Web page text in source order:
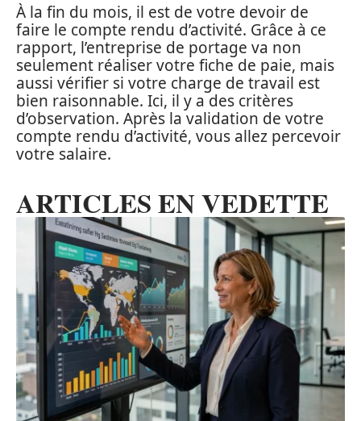
À la fin du mois, il est de votre devoir de
faire le compte rendu d’activité. Grâce à ce
rapport, l’entreprise de portage va non
seulement réaliser votre fiche de paie, mais
aussi vérifier si votre charge de travail est
bien raisonnable. Ici, il y a des critères
d’observation. Après la validation de votre
compte rendu d’activité, vous allez percevoir
votre salaire.
ARTICLES EN VEDETTE